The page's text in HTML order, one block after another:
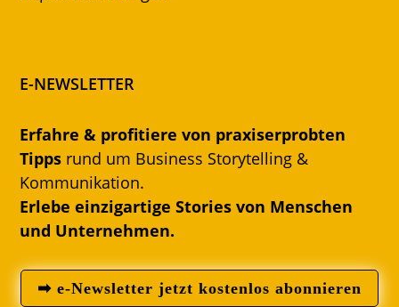
E-NEWSLETTER
Erfahre & profitiere von praxiserprobten
Tipps rund um Business Storytelling &
Kommunikation.
Erlebe einzigartige Stories von Menschen
und Unternehmen.
➡ e-Newsletter jetzt kostenlos abonnieren